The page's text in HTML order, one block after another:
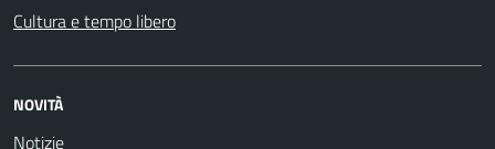
Cultura e tempo libero
NOVITÀ
Notizie